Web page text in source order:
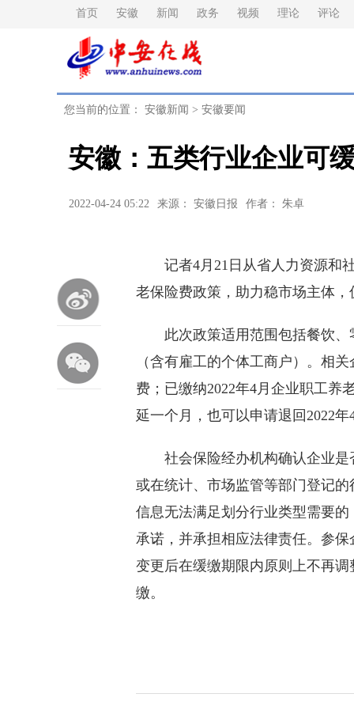
首页 安徽 新闻 政务 视频 理论 评论
您当前的位置： 安徽新闻 > 安徽要闻
安徽：五类行业企业可
2022-04-24 05:22 来源： 安徽日报 作者： 朱卓
记者4月21日从省人力资源和社
老保险费政策，助力稳市场主体
此次政策适用范围包括餐饮、
（含有雇工的个体工商户）。相
费；已缴纳2022年4月企业职工养
延一个月，也可以申请退回2022
社会保险经办机构确认企业是
或在统计、市场监管等部门登记
信息无法满足划分行业类型需要
承诺，并承担相应法律责任。参
变更后在缓缴期限内原则上不再
缴。